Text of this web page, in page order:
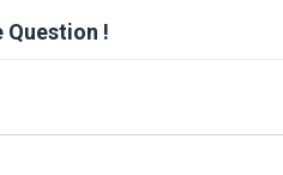
Question !